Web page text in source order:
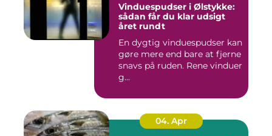
Vinduespudser i Ølstykke:
sådan får du klar udsigt
året rundt
En dygtig vinduespudser kan
gøre mere end bare at fjerne
snavs på ruden. Rene vinduer
g...
04. Apr